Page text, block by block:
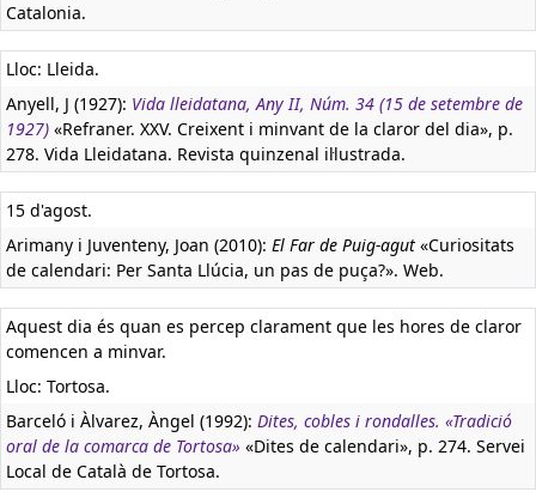
Catalonia.
Lloc: Lleida.
Anyell, J (1927): Vida lleidatana, Any II, Núm. 34 (15 de setembre de
1927) «Refraner. XXV. Creixent i minvant de la claror del dia», p.
278. Vida Lleidatana. Revista quinzenal il·lustrada.
15 d'agost.
Arimany i Juventeny, Joan (2010): El Far de Puig-agut «Curiositats
de calendari: Per Santa Llúcia, un pas de puça?». Web.
Aquest dia és quan es percep clarament que les hores de claror
comencen a minvar.
Lloc: Tortosa.
Barceló i Àlvarez, Àngel (1992): Dites, cobles i rondalles. «Tradició
oral de la comarca de Tortosa» «Dites de calendari», p. 274. Servei
Local de Català de Tortosa.